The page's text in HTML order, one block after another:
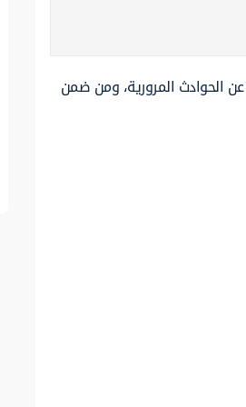
عن الحوادث المرورية، ومن ضمن